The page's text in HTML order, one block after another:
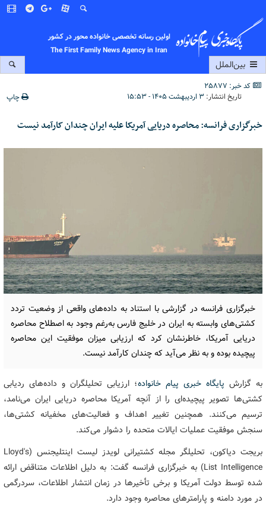
اولین رسانه تخصصی خانواده محور در کشور
The First Family News Agency in Iran
بین‌الملل
کد خبر: 25877
تاریخ انتشار: ۳ اردیبهشت ۱۴۰۵ - ۱۵:۵۳ چاپ
خبرگزاری فرانسه: محاصره دریایی آمریکا علیه ایران چندان کارآمد نیست
خبرگزاری فرانسه در گزارشی با استناد به داده‌های واقعی از وضعیت تردد
کشتی‌های وابسته به ایران در خلیج فارس به‌رغم وجود به اصطلاح محاصره
دریایی آمریکا، خاطرنشان کرد که ارزیابی میزان موفقیت این محاصره
پیچیده بوده و به نظر می‌آید که چندان کارآمد نیست.
به گزارش پایگاه خبری پیام خانواده؛ ارزیابی تحلیلگران و داده‌های ردیابی
کشتی‌ها تصویر پیچیده‌ای را از آنچه آمریکا محاصره دریایی ایران می‌نامد،
ترسیم می‌کنند. همچنین تغییر اهداف و فعالیت‌های مخفیانه کشتی‌ها،
سنجش موفقیت عملیات ایالات متحده را دشوار می‌کند.
بریجت دیاکون، تحلیلگر مجله کشتیرانی لویدز لیست اینتلیجنس (Lloyd's
List Intelligence) به خبرگزاری فرانسه گفت: به دلیل اطلاعات متناقض ارائه
شده توسط دولت آمریکا و برخی تأخیرها در زمان انتشار اطلاعات، سردرگمی
در مورد دامنه و پارامترهای محاصره وجود دارد.